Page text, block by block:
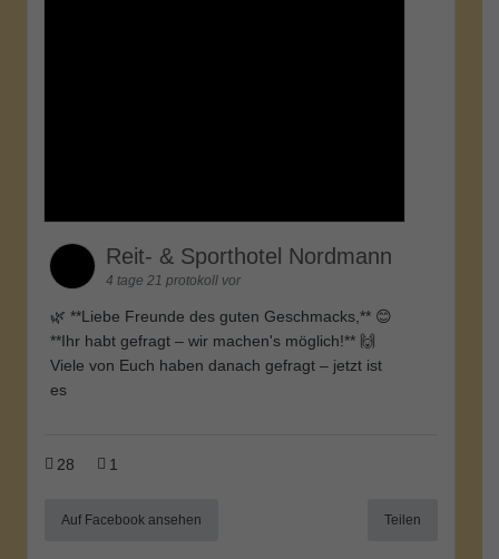
Reit- & Sporthotel Nordmann
4 tage 21 protokoll vor
🌿 **Liebe Freunde des guten Geschmacks,** 😊
**Ihr habt gefragt – wir machen's möglich!** 🙌
Viele von Euch haben danach gefragt – jetzt ist
es
28 1
Auf Facebook ansehen Teilen